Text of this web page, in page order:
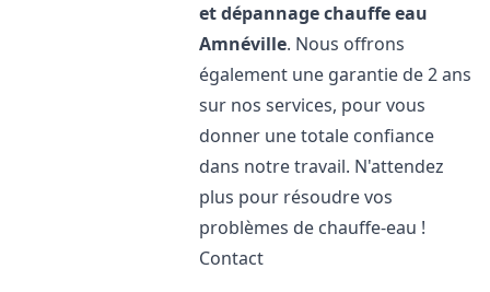
et dépannage chauffe eau
Amnéville. Nous offrons
également une garantie de 2 ans
sur nos services, pour vous
donner une totale confiance
dans notre travail. N'attendez
plus pour résoudre vos
problèmes de chauffe-eau !
Contact